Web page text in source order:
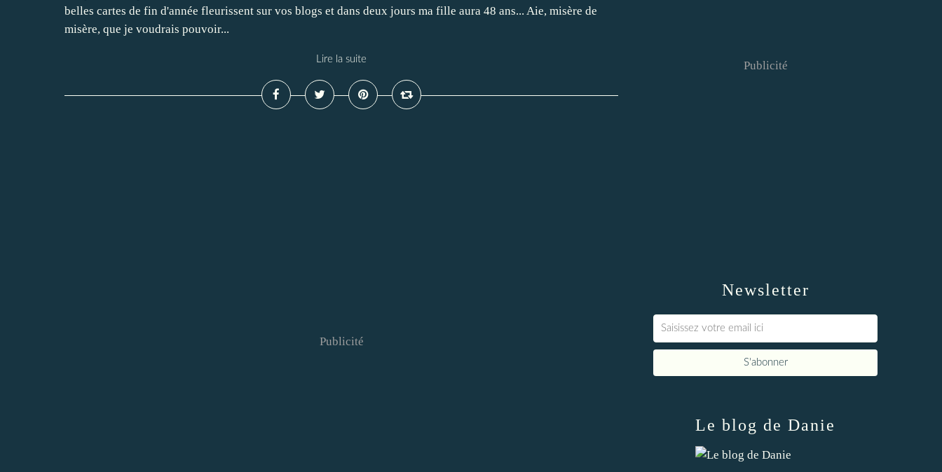
belles cartes de fin d'année fleurissent sur vos blogs et dans deux jours ma fille aura 48 ans... Aie, misère de
misère, que je voudrais pouvoir...
Lire la suite
Publicité
Newsletter
Publicité
Le blog de Danie